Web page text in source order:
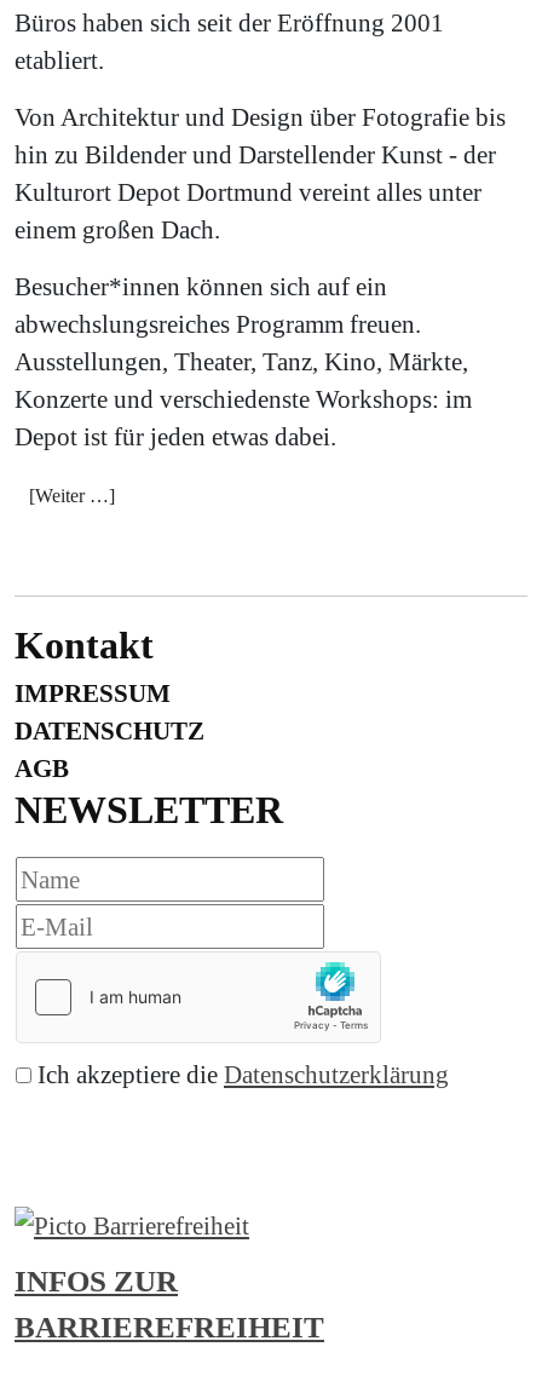
Büros haben sich seit der Eröffnung 2001
etabliert.
Von Architektur und Design über Fotografie bis
hin zu Bildender und Darstellender Kunst - der
Kulturort Depot Dortmund vereint alles unter
einem großen Dach.
Besucher*innen können sich auf ein
abwechslungsreiches Programm freuen.
Ausstellungen, Theater, Tanz, Kino, Märkte,
Konzerte und verschiedenste Workshops: im
Depot ist für jeden etwas dabei.
[Weiter …]
Kontakt
IMPRESSUM
DATENSCHUTZ
AGB
NEWSLETTER
Ich akzeptiere die Datenschutzerklärung
INFOS ZUR
BARRIEREFREIHEIT